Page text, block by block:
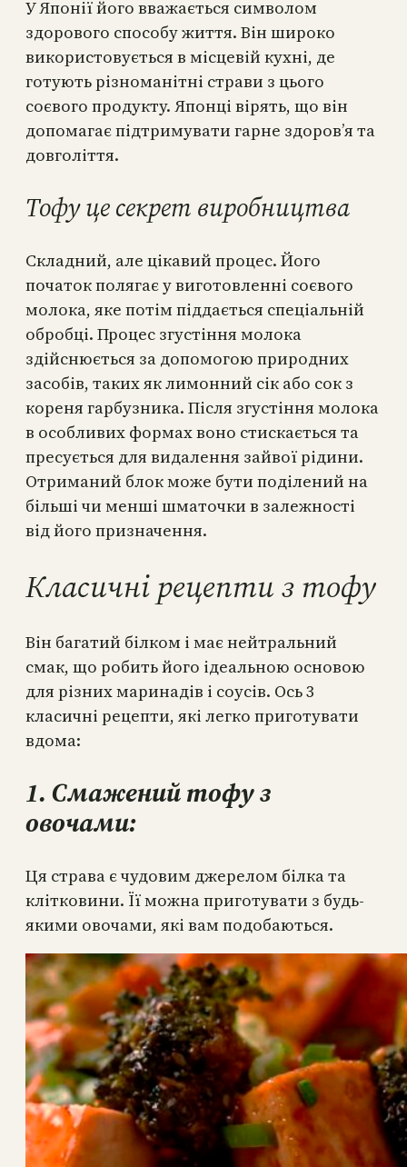
У Японії його вважається символом
здорового способу життя. Він широко
використовується в місцевій кухні, де
готують різноманітні страви з цього
соєвого продукту. Японці вірять, що він
допомагає підтримувати гарне здоров’я та
довголіття.
Тофу це секрет виробництва
Складний, але цікавий процес. Його
початок полягає у виготовленні соєвого
молока, яке потім піддається спеціальній
обробці. Процес згустіння молока
здійснюється за допомогою природних
засобів, таких як лимонний сік або сок з
кореня гарбузника. Після згустіння молока
в особливих формах воно стискається та
пресується для видалення зайвої рідини.
Отриманий блок може бути поділений на
більші чи менші шматочки в залежності
від його призначення.
Класичні рецепти з тофу
Він багатий білком і має нейтральний
смак, що робить його ідеальною основою
для різних маринадів і соусів. Ось 3
класичні рецепти, які легко приготувати
вдома:
1. Смажений тофу з
овочами:
Ця страва є чудовим джерелом білка та
клітковини. Її можна приготувати з будь-
якими овочами, які вам подобаються.